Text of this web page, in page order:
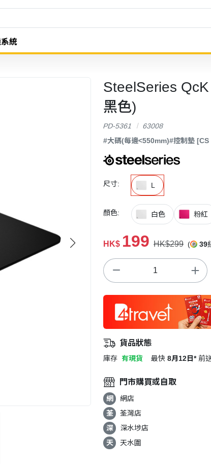
統
SteelSeries
黑色)
PD-5361
63008
#大碼(每邊<550mm)#控制墊
尺寸: L
顏色: 白色 粉紅
HK$ 199 HK$299 ( 39
貨品狀態
庫存 有現貨 最快 8月12日* 前
門市購買或自取
網 網店
荃
荃灣店
深
深水埗店
天
天水圍